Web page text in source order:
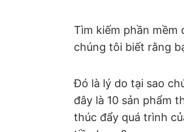
Tìm kiếm phần mềm
chúng tôi biết rằng
Đó là lý do tại sao
đây là 10 sản phẩm
thúc đẩy quá trình